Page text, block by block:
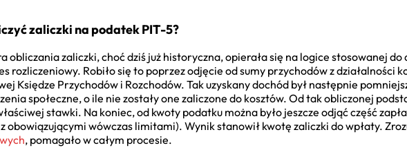
zaliczki na podatek PIT-5?
obliczania zaliczki, choć dziś już historyczna, opierała się na logice stosowanej
rozliczeniowy. Robiło się to poprzez odjęcie od sumy przychodów z działalności
Księdze Przychodów i Rozchodów. Tak uzyskany dochód był następnie
społeczne, o ile nie zostały one zaliczone do kosztów. Od tak obliczonej
stawki. Na koniec, od kwoty podatku można było jeszcze odjąć część
obowiązującymi wówczas limitami). Wynik stanowił kwotę zaliczki do wpłaty.
, pomagało w całym procesie.